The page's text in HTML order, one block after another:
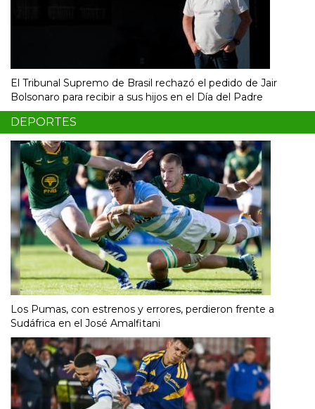
El Tribunal Supremo de Brasil rechazó el pedido de Jair
Bolsonaro para recibir a sus hijos en el Día del Padre
DEPORTES
Los Pumas, con estrenos y errores, perdieron frente a
Sudáfrica en el José Amalfitani